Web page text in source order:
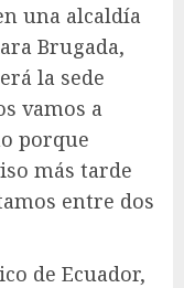
una alcaldía
Brugada,
la sede
vamos a
porque
más tarde
entre dos
de Ecuador,